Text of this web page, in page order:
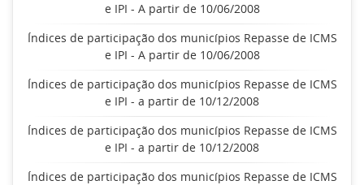
e IPI - A partir de 10/06/2008
Índices de participação dos municípios Repasse de ICMS
e IPI - A partir de 10/06/2008
Índices de participação dos municípios Repasse de ICMS
e IPI - a partir de 10/12/2008
Índices de participação dos municípios Repasse de ICMS
e IPI - a partir de 10/12/2008
Índices de participação dos municípios Repasse de ICMS